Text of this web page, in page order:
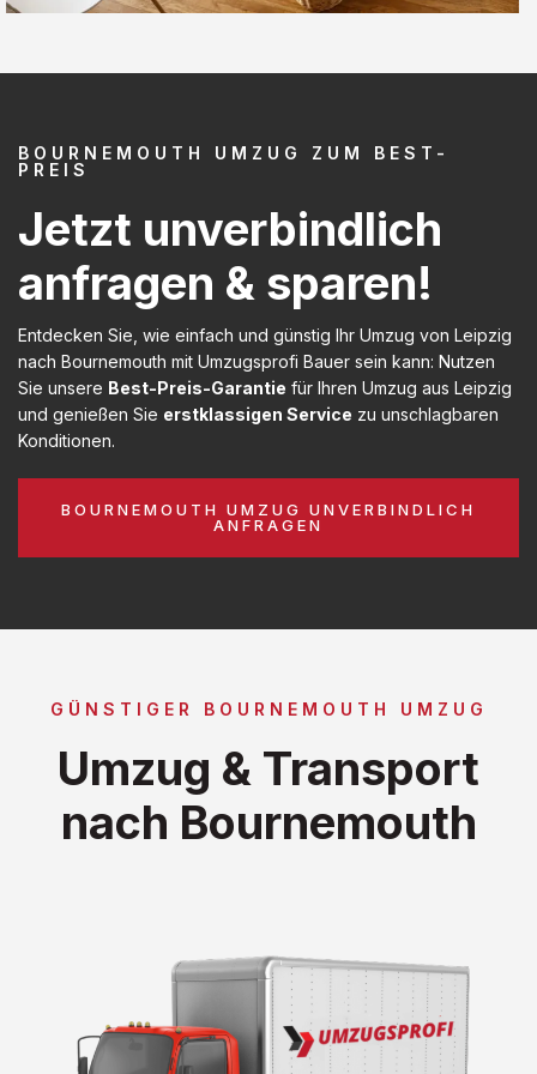
BOURNEMOUTH UMZUG ZUM BEST-
PREIS
Jetzt unverbindlich
anfragen & sparen!
Entdecken Sie, wie einfach und günstig Ihr Umzug von Leipzig
nach Bournemouth mit Umzugsprofi Bauer sein kann: Nutzen
Sie unsere Best-Preis-Garantie für Ihren Umzug aus Leipzig
und genießen Sie erstklassigen Service zu unschlagbaren
Konditionen.
BOURNEMOUTH UMZUG UNVERBINDLICH
ANFRAGEN
GÜNSTIGER BOURNEMOUTH UMZUG
Umzug & Transport
nach Bournemouth